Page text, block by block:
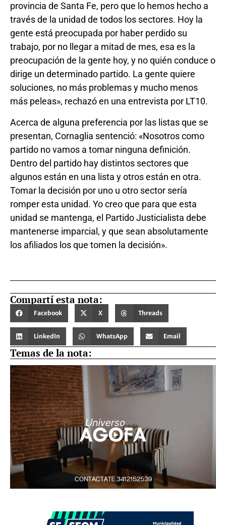
provincia de Santa Fe, pero que lo hemos hecho a
través de la unidad de todos los sectores. Hoy la
gente está preocupada por haber perdido su
trabajo, por no llegar a mitad de mes, esa es la
preocupación de la gente hoy, y no quién conduce o
dirige un determinado partido. La gente quiere
soluciones, no más problemas y mucho menos
más peleas», rechazó en una entrevista por LT10.
Acerca de alguna preferencia por las listas que se
presentan, Cornaglia sentenció: «Nosotros como
partido no vamos a tomar ninguna definición.
Dentro del partido hay distintos sectores que
algunos están en una lista y otros están en otra.
Tomar la decisión por uno u otro sector sería
romper esta unidad. Yo creo que para que esta
unidad se mantenga, el Partido Justicialista debe
mantenerse imparcial, y que sean absolutamente
los afiliados los que tomen la decisión».
Compartí esta nota:
Facebook X Threads
LinkedIn WhatsApp Email
Temas de la nota: